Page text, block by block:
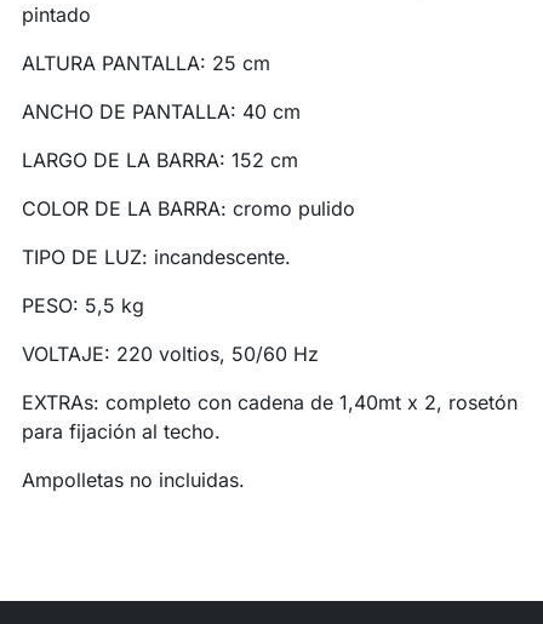
pintado
ALTURA PANTALLA: 25 cm
ANCHO DE PANTALLA: 40 cm
LARGO DE LA BARRA: 152 cm
COLOR DE LA BARRA: cromo pulido
TIPO DE LUZ: incandescente.
PESO: 5,5 kg
VOLTAJE: 220 voltios, 50/60 Hz
EXTRAs: completo con cadena de 1,40mt x 2, rosetón
para fijación al techo.
Ampolletas no incluidas.